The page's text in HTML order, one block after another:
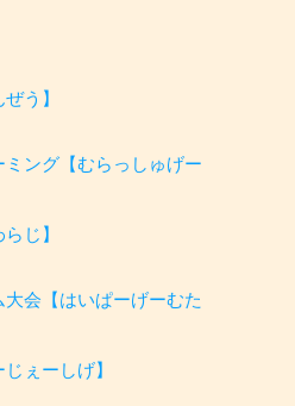
う】
ング【むらっしゅげー
じ】
会【はいぱーげーむた
ぇーしげ】